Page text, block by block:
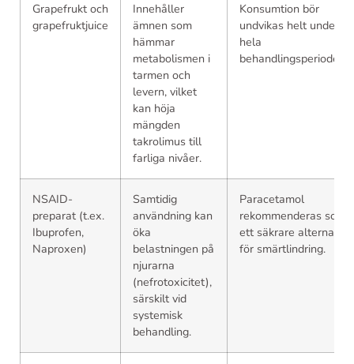
Grapefrukt och
grapefruktjuice
Innehåller
ämnen som
hämmar
metabolismen i
tarmen och
levern, vilket
kan höja
mängden
takrolimus till
farliga nivåer.
Konsumtion bör
undvikas helt under
hela
behandlingsperioden.
NSAID-
preparat (t.ex.
Ibuprofen,
Naproxen)
Samtidig
användning kan
öka
belastningen på
njurarna
(nefrotoxicitet),
särskilt vid
systemisk
behandling.
Paracetamol
rekommenderas som
ett säkrare alternativ
för smärtlindring.